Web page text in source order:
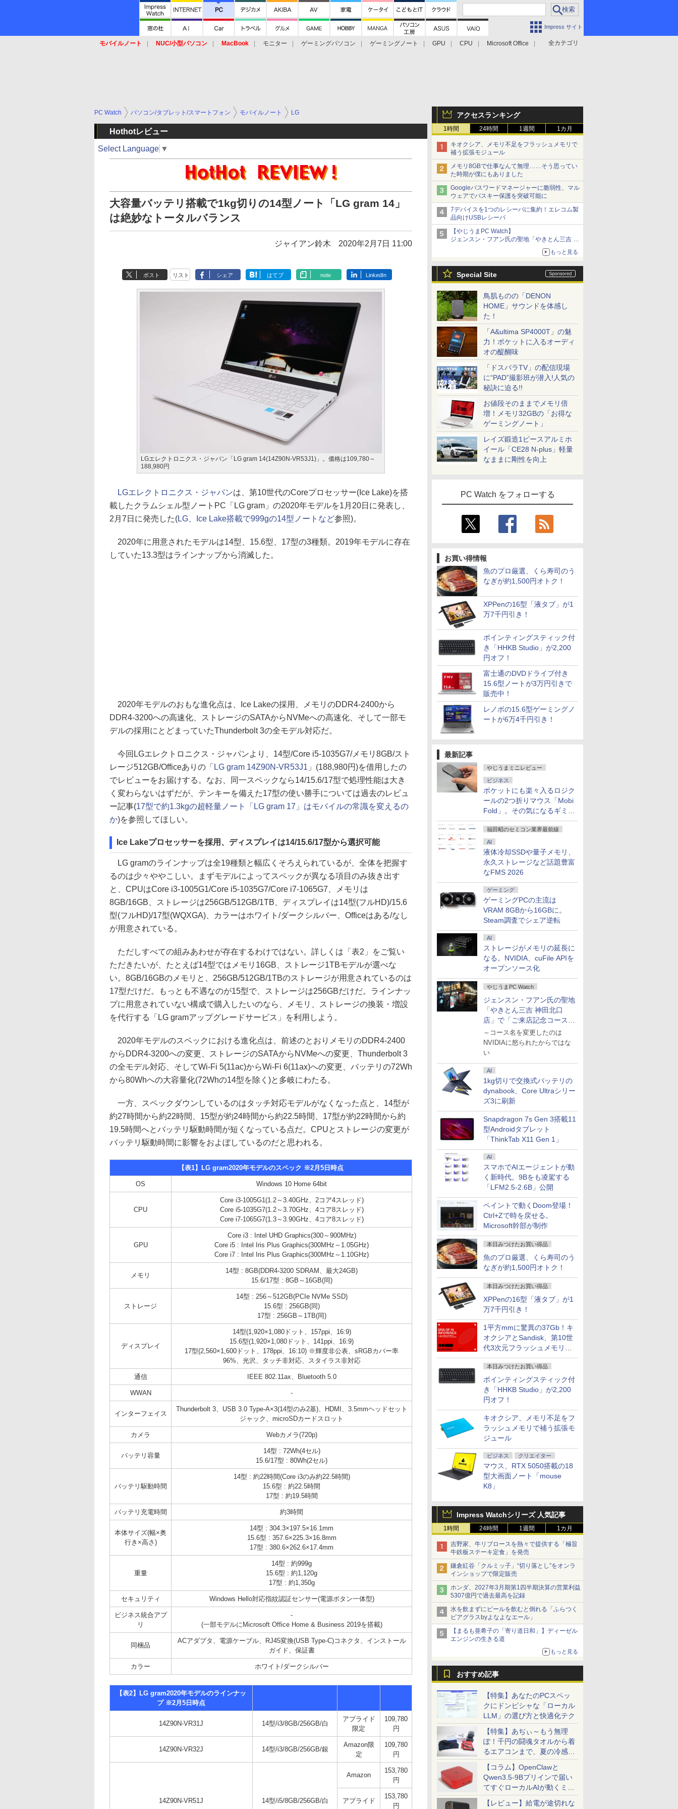
Impress サイト
全カテゴリ
モバイルノート NUC/小型パソコン MacBook モニター ゲーミングパソコン ゲーミングノート GPU CPU
Microsoft Office
アクセスランキング
1時間 24時間 1週間 1カ月
キオクシア、メモリ不足をフラッシュメモリで
補う拡張モジュール
メモリ8GBで仕事なんて無理……そう思ってい
た時期が僕にもありました
Googleパスワードマネージャーに脆弱性、マル
ウェアでパスキー保護を突破可能に
7デバイスを1つのレシーバに集約！エレコム製
品向けUSBレシーバ
【やじうまPC Watch】
ジェンスン・フアン氏の聖地「やきとん三吉 神
田北口店」で「ご来店記念コース」を娘と堪能
～コース名を変更したのはNVIDIAに怒られたか
もっと見る
Special Site
鳥肌ものの「DENON
HOME」サウンドを体感し
た！
「A&ultima SP4000T」の魅
力！ポケットに入るオーディ
オの醍醐味
「ドスパラTV」の配信現場
に“PAD”撮影班が潜入!人気の
秘訣に迫る!!
お値段そのままでメモリ倍
増！メモリ32GBの「お得な
ゲーミングノート」
レイズ鍛造1ピースアルミホ
イール「CE28 N-plus」軽量
なままに剛性を向上
PC Watch をフォローする
お買い得情報
魚のプロ厳選、くら寿司のう
なぎが約1,500円オトク！
XPPenの16型「液タブ」が1
万7千円引き！
ポインティングスティック付
き「HHKB Studio」が2,200
円オフ！
富士通のDVDドライブ付き
15.6型ノートが3万円引きで
販売中！
レノボの15.6型ゲーミングノ
ートが6万4千円引き！
最新記事
やじうまミニレビュー
ビジネス
ポケットにも楽々入るロジク
ールの2つ折りマウス「Mobi
Fold」。その気になるギミッ
クとは？
福田昭のセミコン業界最前線
AI
液体冷却SSDや量子メモリ、
永久ストレージなど話題豊富
なFMS 2026
ゲーミング
ゲーミングPCの主流は
VRAM 8GBから16GBに。
Steam調査でシェア逆転
AI
ストレージがメモリの延長に
なる。NVIDIA、cuFile APIを
オープンソース化
やじうまPC Watch
ジェンスン・フアン氏の聖地
「やきとん三吉 神田北口
店」で「ご来店記念コース」
を娘と堪能
～コース名を変更したのは
NVIDIAに怒られたからではな
い
AI
1kg切りで交換式バッテリの
dynabook、Core Ultraシリー
ズ3に刷新
Snapdragon 7s Gen 3搭載11
型Androidタブレット
「ThinkTab X11 Gen 1」
AI
スマホでAIエージェントが動
く新時代。9Bをも凌駕する
「LFM2.5-2.6B」公開
ペイントで動くDoom登場！
Ctrl+Zで時を戻せる。
Microsoft幹部が制作
本日みつけたお買い得品
魚のプロ厳選、くら寿司のう
なぎが約1,500円オトク！
本日みつけたお買い得品
XPPenの16型「液タブ」が1
万7千円引き！
1平方mmに驚異の37Gb！キ
オクシアとSandisk、第10世
代3次元フラッシュメモリを
開発
本日みつけたお買い得品
ポインティングスティック付
き「HHKB Studio」が2,200
円オフ！
キオクシア、メモリ不足をフ
ラッシュメモリで補う拡張モ
ジュール
ビジネス クリエイター
マウス、RTX 5050搭載の18
型大画面ノート「mouse
K8」
Impress Watchシリーズ 人気記事
1時間 24時間 1週間 1カ月
吉野家、牛リブロースを熱々で提供する「極旨
牛鉄板ステーキ定食」を発売
鎌倉紅谷「クルミッ子」“切り落とし”をオンラ
インショップで限定販売
ホンダ、2027年3月期第1四半期決算の営業利益
5307億円で過去最高を記録
水を飲まずにビールを飲むと倒れる「ふらつく
ビアグラスbyよなよなエール」
【まるも亜希子の「寄り道日和」】ディーゼル
エンジンの生きる道
もっと見る
おすすめ記事
【特集】あなたのPCスペッ
クにドンピシャな「ローカル
LLM」の選び方と快適化テク
【特集】あぢぃ～もう無理
ぽ！千円の闘魂タオルから着
るエアコンまで、夏の冷感グ
ッズ一挙紹介
【コラム】OpenClawと
Qwen3.5-9Bプリインで届い
てすぐローカルAIが動くミニ
PC「SER9 Pro」
【レビュー】給電が途切れな
PC Watch パソコン/タブレット/スマートフォン モバイルノート LG
Hothotレビュー
Select Language ▼
大容量バッテリ搭載で1kg切りの14型ノート「LG gram 14」
は絶妙なトータルバランス
ジャイアン鈴木 2020年2月7日 11:00
ポスト リスト シェア はてブ note LinkedIn
LGエレクトロニクス・ジャパン「LG gram 14(14Z90N-VR53J1)」。価格は109,780～
188,980円
LGエレクトロニクス・ジャパンは、第10世代のCoreプロセッサー(Ice Lake)を搭
載したクラムシェル型ノートPC「LG gram」の2020年モデルを1月20日に発表し、
2月7日に発売した(LG、Ice Lake搭載で999gの14型ノートなど参照)。
2020年に用意されたモデルは14型、15.6型、17型の3種類。2019年モデルに存在
していた13.3型はラインナップから消滅した。
2020年モデルのおもな進化点は、Ice Lakeの採用、メモリのDDR4-2400から
DDR4-3200への高速化、ストレージのSATAからNVMeへの高速化、そして一部モ
デルの採用にとどまっていたThunderbolt 3の全モデル対応だ。
今回LGエレクトロニクス・ジャパンより、14型/Core i5-1035G7/メモリ8GB/スト
レージ512GB/Officeありの「 LG gram 14Z90N-VR53J1 」(188,980円)を借用したの
でレビューをお届けする。なお、同一スペックなら14/15.6/17型で処理性能は大き
く変わらないはずだが、テンキーを備えた17型の使い勝手については過去のレビュ
ー記事(17型で約1.3kgの超軽量ノート「LG gram 17」はモバイルの常識を変えるの
か)を参照してほしい。
Ice Lakeプロセッサーを採用、ディスプレイは14/15.6/17型から選択可能
LG gramのラインナップは全19種類と幅広くそろえられているが、全体を把握す
るのは少々ややこしい。まずモデルによってスペックが異なる項目のみ抜き出す
と、CPUはCore i3-1005G1/Core i5-1035G7/Core i7-1065G7、メモリは
8GB/16GB、ストレージは256GB/512GB/1TB、ディスプレイは14型(フルHD)/15.6
型(フルHD)/17型(WQXGA)、カラーはホワイト/ダークシルバー、Officeはある/なし
が用意されている。
ただしすべての組みあわせが存在するわけではない。詳しくは「表2」をご覧い
ただきたいが、たとえば14型ではメモリ16GB、ストレージ1TBモデルが選べな
い。8GB/16GBのメモリと、256GB/512GB/1TBのストレージが用意されているのは
17型だけだ。もっとも不遇なのが15型で、ストレージは256GBだけだ。ラインナッ
プに用意されていない構成で購入したいのなら、メモリ、ストレージの換装・増設
を代行する「LG gramアップグレードサービス」を利用しよう。
2020年モデルのスペックにおける進化点は、前述のとおりメモリのDDR4-2400
からDDR4-3200への変更、ストレージのSATAからNVMeへの変更、Thunderbolt 3
の全モデル対応、そしてWi-Fi 5(11ac)からWi-Fi 6(11ax)への変更、バッテリの72Wh
から80Whへの大容量化(72Whの14型を除く)と多岐にわたる。
一方、スペックダウンしているのはタッチ対応モデルがなくなった点と、14型が
約27時間から約22時間、15型が約24時間から約22.5時間、17型が約22時間から約
19.5時間へとバッテリ駆動時間が短くなっている点だ。CPUとストレージの変更が
バッテリ駆動時間に影響をおよぼしているのだと思われる。
【表1】LG gram2020年モデルのスペック ※2月5日時点
OS Windows 10 Home 64bit
CPU
Core i3-1005G1(1.2～3.40GHz、2コア4スレッド)
Core i5-1035G7(1.2～3.70GHz、4コア8スレッド)
Core i7-1065G7(1.3～3.90GHz、4コア8スレッド)
GPU
Core i3 : Intel UHD Graphics(300～900MHz)
Core i5 : Intel Iris Plus Graphics(300MHz～1.05GHz)
Core i7 : Intel Iris Plus Graphics(300MHz～1.10GHz)
メモリ
14型 : 8GB(DDR4-3200 SDRAM、最大24GB)
15.6/17型 : 8GB～16GB(同)
ストレージ
14型 : 256～512GB(PCIe NVMe SSD)
15.6型 : 256GB(同)
17型 : 256GB～1TB(同)
ディスプレイ
14型(1,920×1,080ドット、157ppi、16:9)
15.6型(1,920×1,080ドット、141ppi、16:9)
17型(2,560×1,600ドット、178ppi、16:10) ※輝度非公表、sRGBカバー率
96%、光沢、タッチ非対応、スタイラス非対応
通信 IEEE 802.11ax、Bluetooth 5.0
WWAN -
インターフェイス
Thunderbolt 3、USB 3.0 Type-A×3(14型のみ2基)、HDMI、3.5mmヘッドセット
ジャック、microSDカードスロット
カメラ Webカメラ(720p)
バッテリ容量
14型 : 72Wh(4セル)
15.6/17型 : 80Wh(2セル)
バッテリ駆動時間
14型 : 約22時間(Core i3のみ約22.5時間)
15.6型 : 約22.5時間
17型 : 約19.5時間
バッテリ充電時間 約3時間
本体サイズ(幅×奥
行き×高さ)
14型 : 304.3×197.5×16.1mm
15.6型 : 357.6×225.3×16.8mm
17型 : 380.6×262.6×17.4mm
重量
14型 : 約999g
15.6型 : 約1,120g
17型 : 約1,350g
セキュリティ Windows Hello対応指紋認証センサー(電源ボタン一体型)
ビジネス統合アプ
リ
-
(一部モデルにMicrosoft Office Home & Business 2019を搭載)
同梱品
ACアダプタ、電源ケーブル、RJ45変換(USB Type-C)コネクタ、インストール
ガイド、保証書
カラー ホワイト/ダークシルバー
【表2】LG gram2020年モデルのラインナッ
プ ※2月5日時点
14Z90N-VR31J 14型/i3/8GB/256GB/白
アプライド
限定
109,780
円
14Z90N-VR32J 14型/i3/8GB/256GB/銀
Amazon限
定
109,780
円
14Z90N-VR51J 14型/i5/8GB/256GB/白
Amazon
153,780
円
アプライド
153,780
円